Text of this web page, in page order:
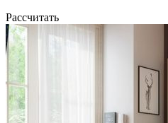
Рассчитать